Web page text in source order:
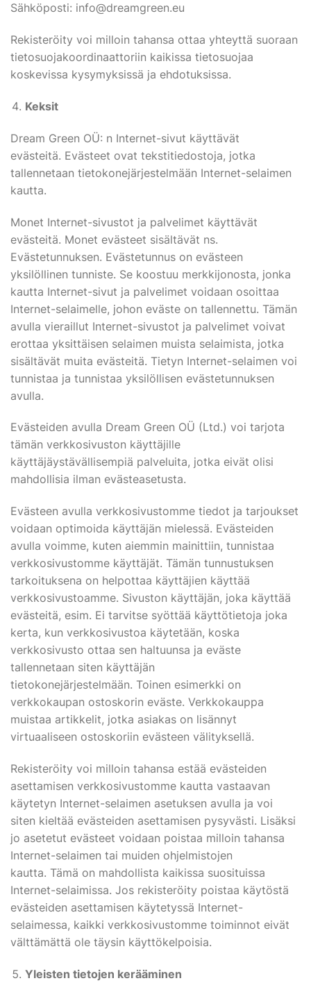
Sähköposti: info@dreamgreen.eu
Rekisteröity voi milloin tahansa ottaa yhteyttä suoraan
tietosuojakoordinaattoriin kaikissa tietosuojaa
koskevissa kysymyksissä ja ehdotuksissa.
Keksit
Dream Green OÜ: n Internet-sivut käyttävät
evästeitä. Evästeet ovat tekstitiedostoja, jotka
tallennetaan tietokonejärjestelmään Internet-selaimen
kautta.
Monet Internet-sivustot ja palvelimet käyttävät
evästeitä. Monet evästeet sisältävät ns.
Evästetunnuksen. Evästetunnus on evästeen
yksilöllinen tunniste. Se koostuu merkkijonosta, jonka
kautta Internet-sivut ja palvelimet voidaan osoittaa
Internet-selaimelle, johon eväste on tallennettu. Tämän
avulla vieraillut Internet-sivustot ja palvelimet voivat
erottaa yksittäisen selaimen muista selaimista, jotka
sisältävät muita evästeitä. Tietyn Internet-selaimen voi
tunnistaa ja tunnistaa yksilöllisen evästetunnuksen
avulla.
Evästeiden avulla Dream Green OÜ (Ltd.) voi tarjota
tämän verkkosivuston käyttäjille
käyttäjäystävällisempiä palveluita, jotka eivät olisi
mahdollisia ilman evästeasetusta.
Evästeen avulla verkkosivustomme tiedot ja tarjoukset
voidaan optimoida käyttäjän mielessä. Evästeiden
avulla voimme, kuten aiemmin mainittiin, tunnistaa
verkkosivustomme käyttäjät. Tämän tunnustuksen
tarkoituksena on helpottaa käyttäjien käyttää
verkkosivustoamme. Sivuston käyttäjän, joka käyttää
evästeitä, esim. Ei tarvitse syöttää käyttötietoja joka
kerta, kun verkkosivustoa käytetään, koska
verkkosivusto ottaa sen haltuunsa ja eväste
tallennetaan siten käyttäjän
tietokonejärjestelmään. Toinen esimerkki on
verkkokaupan ostoskorin eväste. Verkkokauppa
muistaa artikkelit, jotka asiakas on lisännyt
virtuaaliseen ostoskoriin evästeen välityksellä.
Rekisteröity voi milloin tahansa estää evästeiden
asettamisen verkkosivustomme kautta vastaavan
käytetyn Internet-selaimen asetuksen avulla ja voi
siten kieltää evästeiden asettamisen pysyvästi. Lisäksi
jo asetetut evästeet voidaan poistaa milloin tahansa
Internet-selaimen tai muiden ohjelmistojen
kautta. Tämä on mahdollista kaikissa suosituissa
Internet-selaimissa. Jos rekisteröity poistaa käytöstä
evästeiden asettamisen käytetyssä Internet-
selaimessa, kaikki verkkosivustomme toiminnot eivät
välttämättä ole täysin käyttökelpoisia.
Yleisten tietojen kerääminen